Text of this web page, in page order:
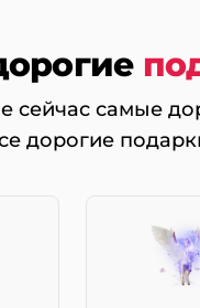
сейчас самые
дорогие